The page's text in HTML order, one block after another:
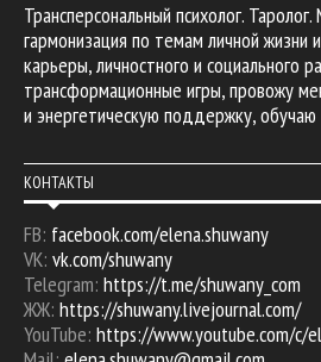
Трансперсональный психолог. Таролог.
гармонизация по темам личной жизни
карьеры, личностного и социального
трансформационные игры, провожу
и энергетическую поддержку, обучаю
КОНТАКТЫ
FB: facebook.com/elena.shuwany
VK: vk.com/shuwany
Telegram: https://t.me/shuwany_com
ЖЖ: https://shuwany.livejournal.com/
YouTube: https://www.youtube.com/c/